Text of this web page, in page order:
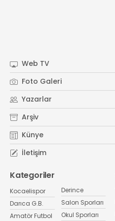
Web TV
Foto Galeri
Yazarlar
Arşiv
Künye
İletişim
Kategoriler
Kocaelispor
Darıca G.B.
Amatör Futbol
Derince
Salon Sporları
Okul Sporları